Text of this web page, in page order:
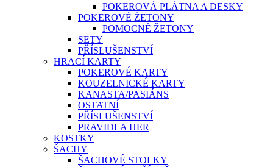
POKEROVÁ PLÁTNA A DESKY
POKEROVÉ ŽETONY
POMOCNÉ ŽETONY
SETY
PŘÍSLUŠENSTVÍ
HRACÍ KARTY
POKEROVÉ KARTY
KOUZELNICKÉ KARTY
KANASTA/PASIÁNS
OSTATNÍ
PŘÍSLUŠENSTVÍ
PRAVIDLA HER
KOSTKY
ŠACHY
ŠACHOVÉ STOLKY